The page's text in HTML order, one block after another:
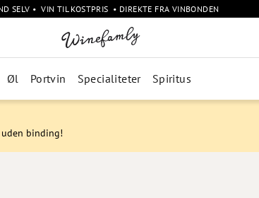
SELV • VIN TIL KOSTPRIS • DIREKTE FRA VINBONDEN
Øl Portvin Specialiteter Spiritus
uden binding!